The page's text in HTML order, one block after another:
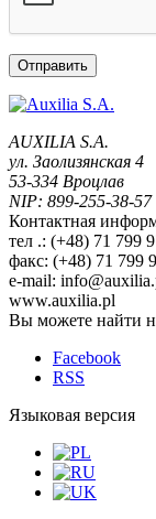
AUXILIA S.A.
ул. Заолизянская 4
53-334 Вроцлав
NIP: 899-255-38-57
Контактная
тел .: (+48) 71 799
факс: (+48) 71 799
e-mail:
www.auxilia.pl
Вы можете найти
Facebook
RSS
Языковая версия